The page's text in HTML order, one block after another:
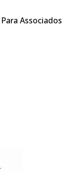
Para Associados